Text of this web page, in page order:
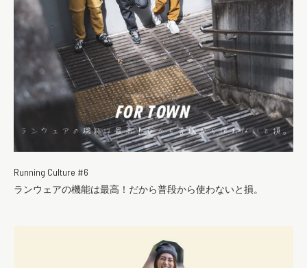
Running Culture #6
ランウェアの機能は最高！だから普段から使わないと損。